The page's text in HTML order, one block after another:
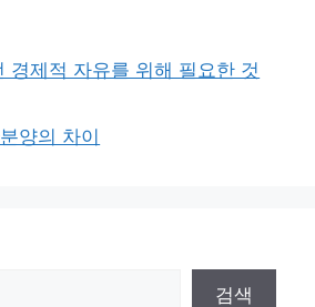
경제적 자유를 위해 필요한 것
양의 차이
검색